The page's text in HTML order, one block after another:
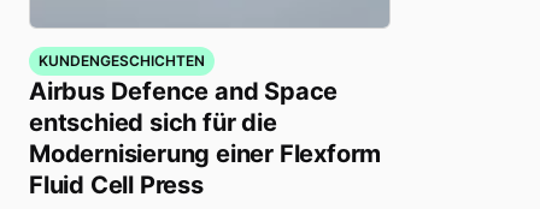
KUNDENGESCHICHTEN
Airbus Defence and Space
entschied sich für die
Modernisierung einer Flexform
Fluid Cell Press